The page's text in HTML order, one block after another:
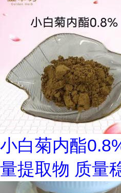
小白菊内酯
量提取物 质量